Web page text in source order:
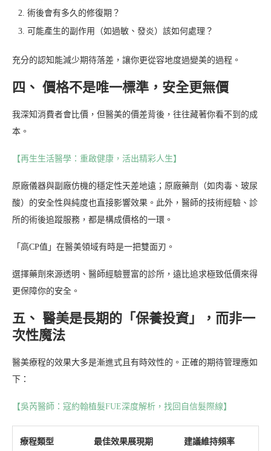
術後會有多久的修復期？
可能產生的副作用（如過敏、發炎）該如何處理？
充分的認知能減少期待落差，讓你更從容地度過變美的過程。
四、 價格不是唯一標準，安全更無價
我深知消費者會比價，但醫美的價差背後，往往藏著你看不到的成
本。
【再生生活醫學：重啟健康，活出精彩人生】
原廠儀器與副廠仿機的穩定性天差地遠；原廠藥劑（如肉毒、玻尿
酸）的安全性與純度也直接影響效果。此外，醫師的技術經驗、診
所的術後追蹤服務，都是構成價格的一環。
「高CP值」在醫美領域有時是一把雙面刃。
選擇藥劑來源透明、醫師經驗豐富的診所，遠比追求極致低價來得
更保障你的安全。
五、 醫美是長期的「保養投資」，而非一
次性魔法
醫美療程的效果大多是漸進式且有時效性的。正確的期待管理應如
下：
【吳芮醫師：寇約翰植髮FUE深度解析，找回自信髮際線】
療程類型 最佳效果展現期 建議維持頻率